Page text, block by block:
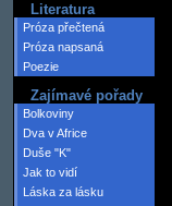
Literatura
Próza přečtená
Próza napsaná
Poezie
Zajímavé pořady
Bolkoviny
Dva v Africe
Duše "K"
Jak to vidí
Láska za lásku